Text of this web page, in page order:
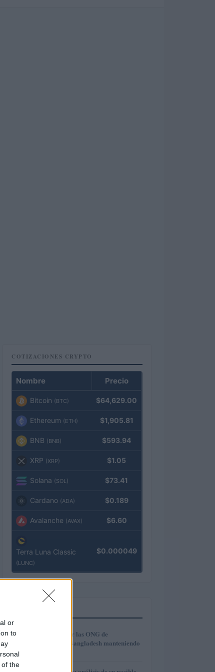
or
to
of the
COTIZACIONES CRYPTO
Nombre Precio
Bitcoin (BTC) $64,629.00
Ethereum (ETH) $1,905.81
BNB (BNB) $593.94
XRP (XRP) $1.05
Solana (SOL) $73.41
Cardano (ADA) $0.189
Avalanche (AVAX) $6.60
Terra Luna Classic
(LUNC)
$0.000049
1
Cómo modernizar las ONG de
microcrédito en Bangladesh manteniendo